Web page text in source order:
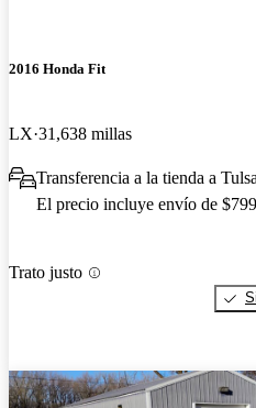
2016 Honda Fit
LX 31,638 millas
Transferencia a la tienda a
El precio incluye envío de $799
Trato justo